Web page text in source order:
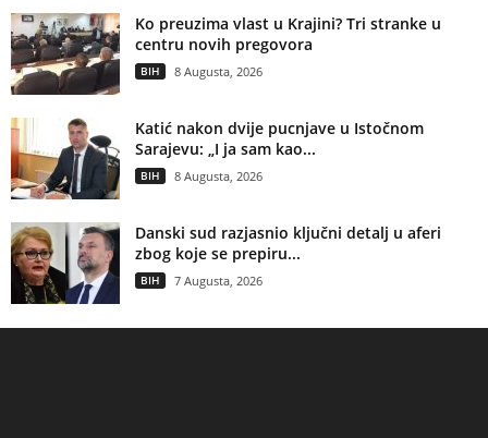
Ko preuzima vlast u Krajini? Tri stranke u
centru novih pregovora
BIH 8 Augusta, 2026
Katić nakon dvije pucnjave u Istočnom
Sarajevu: „I ja sam kao...
BIH 8 Augusta, 2026
Danski sud razjasnio ključni detalj u aferi
zbog koje se prepiru...
BIH 7 Augusta, 2026